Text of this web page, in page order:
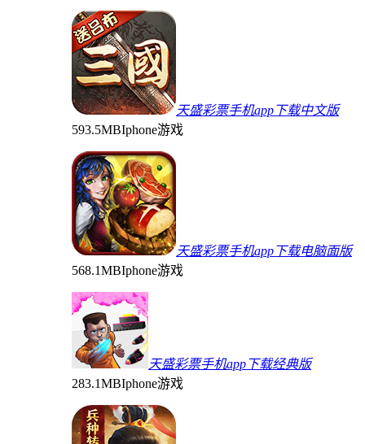
天盛彩票手机app下载中文版
593.5MBIphone游戏
天盛彩票手机app下载电脑面版
568.1MBIphone游戏
天盛彩票手机app下载经典版
283.1MBIphone游戏